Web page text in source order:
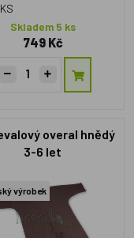
Skladem 5 ks
749 Kč
overal hnědý
3-6 let
výrobek